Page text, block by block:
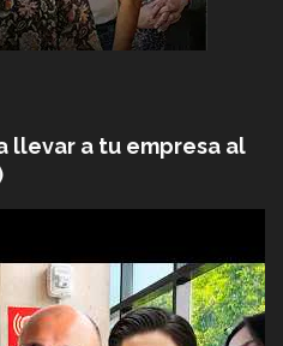
llevar a tu empresa al